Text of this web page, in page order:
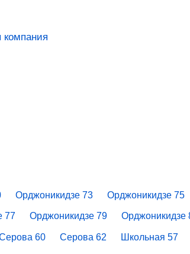
Орджоникидзе 73 Орджоникидзе 75
77 Орджоникидзе 79 Орджоникидзе
60 Серова 62 Школьная 57